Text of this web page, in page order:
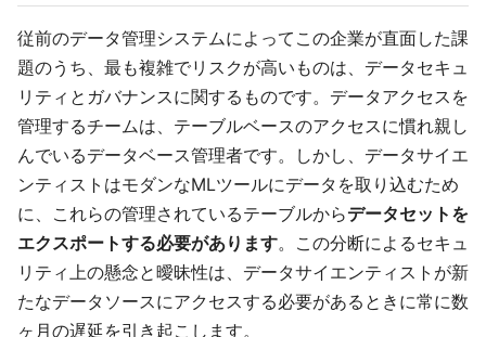
従前のデータ管理システムによってこの企業が直面した課
題のうち、最も複雑でリスクが高いものは、データセキュ
リティとガバナンスに関するものです。データアクセスを
管理するチームは、テーブルベースのアクセスに慣れ親し
んでいるデータベース管理者です。しかし、データサイエ
ンティストはモダンなMLツールにデータを取り込むため
に、これらの管理されているテーブルからデータセットを
エクスポートする必要があります。この分断によるセキュ
リティ上の懸念と曖昧性は、データサイエンティストが新
たなデータソースにアクセスする必要があるときに常に数
ヶ月の遅延を引き起こします。